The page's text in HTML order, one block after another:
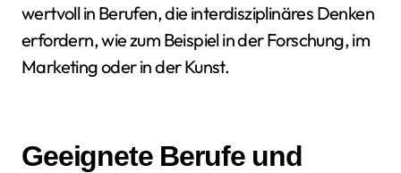
wertvoll in Berufen, die interdisziplinäres Denken
erfordern, wie zum Beispiel in der Forschung, im
Marketing oder in der Kunst.
Geeignete Berufe und